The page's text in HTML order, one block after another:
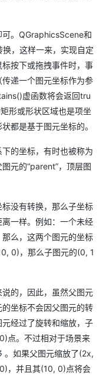
。QGraphicsScene和
，这样一来，实现自定
按下或拖拽事件时，事
递一个图元坐标作为参
虚函数将会返回tru
形或形状区域也是项坐
都是基于图元坐标的。
的坐标，有时也被称为
元的“parent”，顶层图
没有转换，那么子坐标
一样。例如：一个未经
么，这两个图元的坐标
0)，那么子图元的(0, 1
的，因此，虽然父图元
坐标不会因父图元的转
经过了旋转和缩放，子
点。不过相对于场景来
。如果父图元缩放了(2x,
，并且其(10, 0)点将会